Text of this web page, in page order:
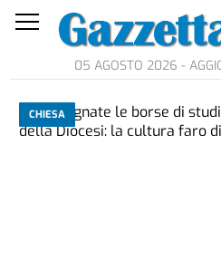
05 AGOSTO 2026 -
CHIESA